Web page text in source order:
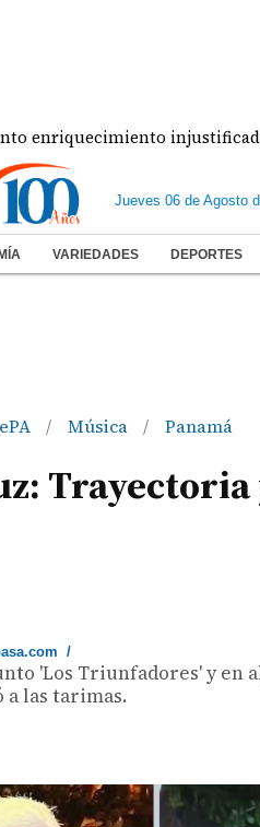
injustificado
Jueves 06 de Agosto
VARIEDADES DEPORTES
/ Música / Panamá
/
'Los Triunfadores' y en
a las tarimas.